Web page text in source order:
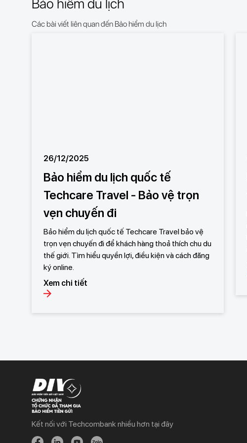
Bảo hiểm du lịch
Các bài viết liên quan đến Bảo hiểm du lịch
26/12/2025
Bảo hiểm du lịch quốc tế
Techcare Travel - Bảo vệ trọn
vẹn chuyến đi
Bảo hiểm du lịch quốc tế Techcare Travel bảo vệ
trọn vẹn chuyến đi để khách hàng thoả thích chu du
thế giới. Tìm hiểu quyền lợi, điều kiện và cách đăng
ký online.
Xem chi tiết
Khách hàng cá nhân
Khách hàng doanh
Kết nối với Techcombank nhiều hơn tại đây